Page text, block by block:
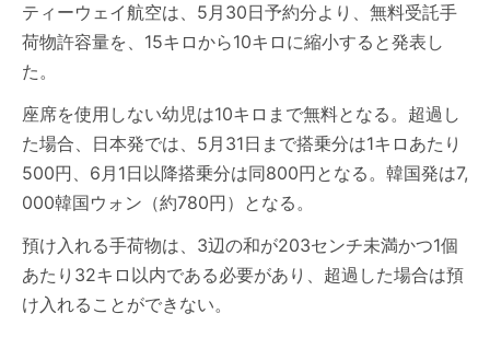
ティーウェイ航空は、5月30日予約分より、無料受託手
荷物許容量を、15キロから10キロに縮小すると発表し
た。
座席を使用しない幼児は10キロまで無料となる。超過し
た場合、日本発では、5月31日まで搭乗分は1キロあたり
500円、6月1日以降搭乗分は同800円となる。韓国発は7,
000韓国ウォン（約780円）となる。
預け入れる手荷物は、3辺の和が203センチ未満かつ1個
あたり32キロ以内である必要があり、超過した場合は預
け入れることができない。